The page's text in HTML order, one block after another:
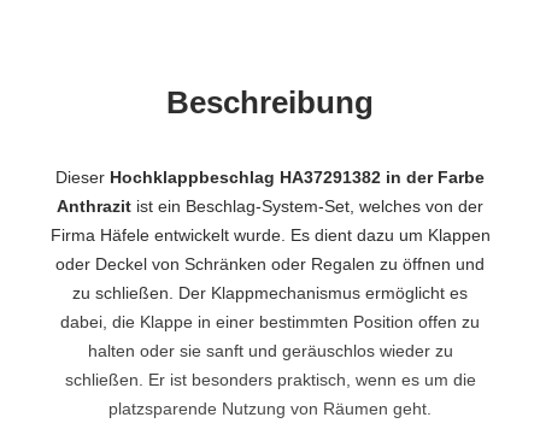
Beschreibung
Dieser Hochklappbeschlag HA37291382 in der Farbe
Anthrazit ist ein Beschlag-System-Set, welches von der
Firma Häfele entwickelt wurde. Es dient dazu um Klappen
oder Deckel von Schränken oder Regalen zu öffnen und
zu schließen. Der Klappmechanismus ermöglicht es
dabei, die Klappe in einer bestimmten Position offen zu
halten oder sie sanft und geräuschlos wieder zu
schließen. Er ist besonders praktisch, wenn es um die
platzsparende Nutzung von Räumen geht.